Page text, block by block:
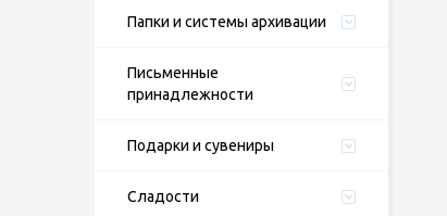
Папки и системы архивации
Письменные
принадлежности
Подарки и сувениры
Сладости